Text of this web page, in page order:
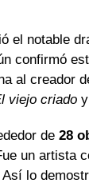
el notable
confirmó
al creador
viejo criado y
de 28
un artista
lo